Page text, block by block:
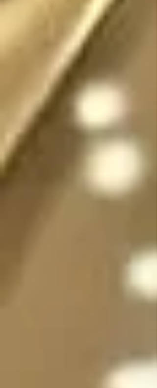
es) fantasía
En dicha realidad, los
ángeles no tienen
sexo, por lo que se
pueden mostrar en su
forma divina femenina
o masculina, y pueden
cambiar de forma y
dependiendo de la
separadas para que
y luego unirse en uno